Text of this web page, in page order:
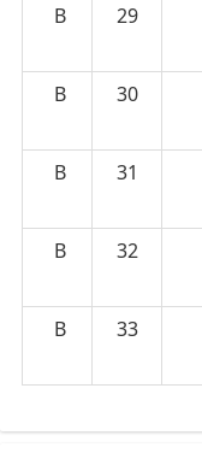
B
29
B
30
B
31
B
32
B
33